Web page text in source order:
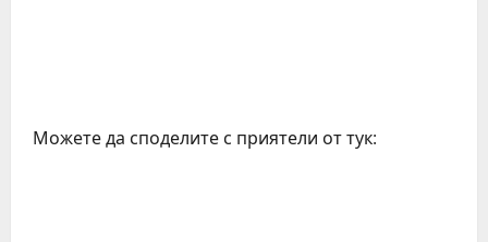
Можете да споделите с приятели от тук: